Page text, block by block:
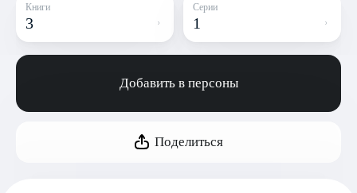
Книги
3
Серии
1
Добавить в персоны
Поделиться